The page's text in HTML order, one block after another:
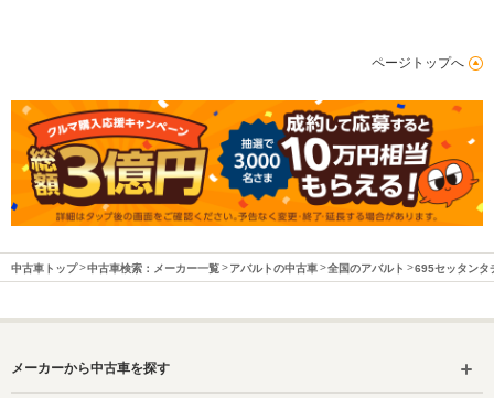
ページトップへ
中古車トップ 中古車検索：メーカー一覧 アバルトの中古車 全国のアバルト 695セッタンタ
メーカーから中古車を探す